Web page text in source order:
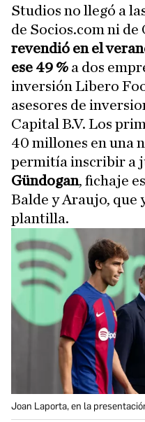
Studios no llegó a
de Socios.com ni
revendió en el
ese 49 % a dos
inversión Libero
asesores de
Capital B.V. Los
40 millones en una
permitía inscribir a
Gündogan, fichaje
Balde y Araujo, que
plantilla.
Joan Laporta, en la